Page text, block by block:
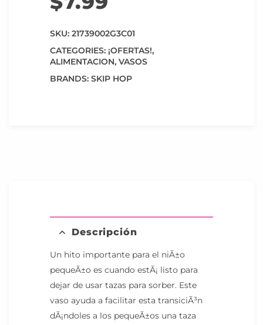
SKU: 21739002G3C01
CATEGORIES: ¡OFERTAS!,
ALIMENTACION, VASOS
BRANDS: SKIP HOP
Descripción
Un hito importante para el niÃ±o
pequeÃ±o es cuando estÃ¡ listo para
dejar de usar tazas para sorber. Este
vaso ayuda a facilitar esta transiciÃ³n
dÃ¡ndoles a los pequeÃ±os una taza